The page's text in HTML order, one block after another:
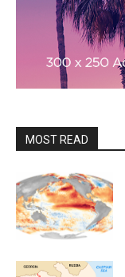
MOST READ